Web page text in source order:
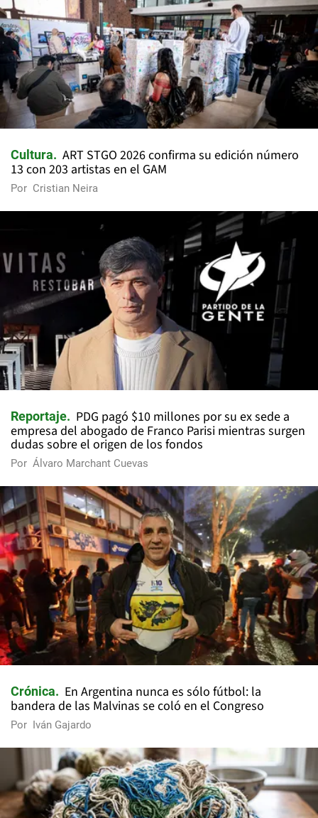
Cultura
ART STGO 2026 confirma su edición número
13 con 203 artistas en el GAM
Por Cristian Neira
Reportaje
PDG pagó $10 millones por su ex sede a
empresa del abogado de Franco Parisi mientras surgen
dudas sobre el origen de los fondos
Por Álvaro Marchant Cuevas
Crónica
En Argentina nunca es sólo fútbol: la
bandera de las Malvinas se coló en el Congreso
Por Iván Gajardo